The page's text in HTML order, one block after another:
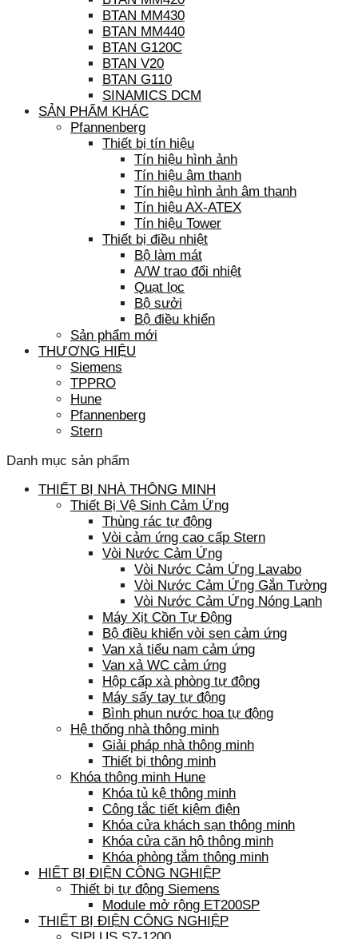
BTAN MM430
BTAN MM440
BTAN G120C
BTAN V20
BTAN G110
SINAMICS DCM
SẢN PHẨM KHÁC
Pfannenberg
Thiết bị tín hiệu
Tín hiệu hình ảnh
Tín hiệu âm thanh
Tín hiệu hình ảnh âm thanh
Tín hiệu AX-ATEX
Tín hiệu Tower
Thiết bị điều nhiệt
Bộ làm mát
A/W trao đổi nhiệt
Quạt lọc
Bộ sưởi
Bộ điều khiển
Sản phẩm mới
THƯƠNG HIỆU
Siemens
TPPRO
Hune
Pfannenberg
Stern
Danh mục sản phẩm
THIẾT BỊ NHÀ THÔNG MINH
Thiết Bị Vệ Sinh Cảm Ứng
Thùng rác tự động
Vòi cảm ứng cao cấp Stern
Vòi Nước Cảm Ứng
Vòi Nước Cảm Ứng Lavabo
Vòi Nước Cảm Ứng Gắn Tường
Vòi Nước Cảm Ứng Nóng Lạnh
Máy Xịt Cồn Tự Động
Bộ điều khiển vòi sen cảm ứng
Van xả tiểu nam cảm ứng
Van xả WC cảm ứng
Hộp cấp xà phòng tự động
Máy sấy tay tự động
Bình phun nước hoa tự động
Hệ thống nhà thông minh
Giải pháp nhà thông minh
Thiết bị thông minh
Khóa thông minh Hune
Khóa tủ kệ thông minh
Công tắc tiết kiệm điện
Khóa cửa khách sạn thông minh
Khóa cửa căn hộ thông minh
Khóa phòng tắm thông minh
HIẾT BỊ ĐIỆN CÔNG NGHIỆP
Thiết bị tự động Siemens
Module mở rộng ET200SP
THIẾT BỊ ĐIỆN CÔNG NGHIỆP